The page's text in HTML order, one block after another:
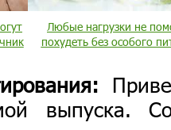
Любые нагрузки не
похудеть без особого
выпуска.